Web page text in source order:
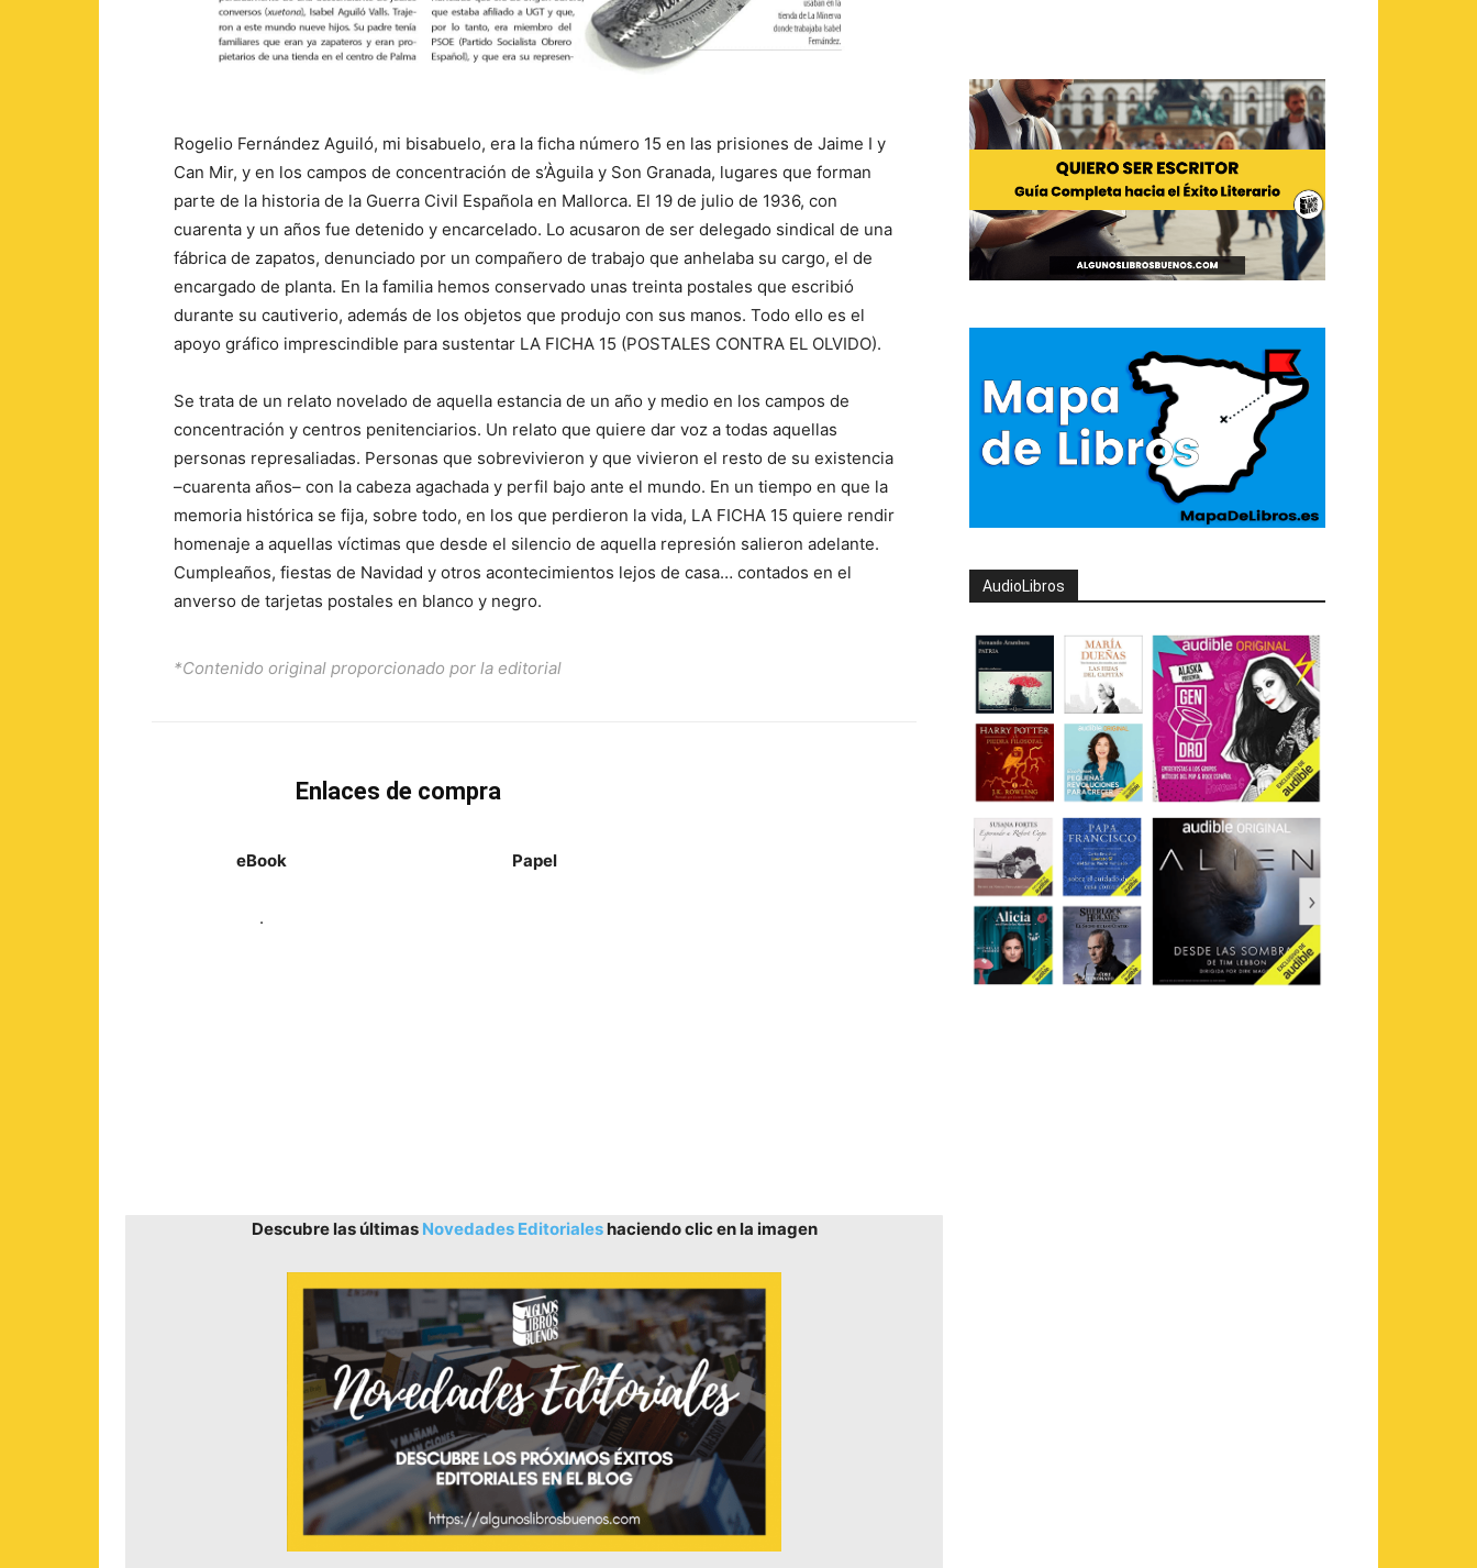
Rogelio Fernández Aguiló, mi bisabuelo, era la ficha número 15 en las prisiones de Jaime I y
Can Mir, y en los campos de concentración de s’Àguila y Son Granada, lugares que forman
parte de la historia de la Guerra Civil Española en Mallorca. El 19 de julio de 1936, con
cuarenta y un años fue detenido y encarcelado. Lo acusaron de ser delegado sindical de una
fábrica de zapatos, denunciado por un compañero de trabajo que anhelaba su cargo, el de
encargado de planta. En la familia hemos conservado unas treinta postales que escribió
durante su cautiverio, además de los objetos que produjo con sus manos. Todo ello es el
apoyo gráfico imprescindible para sustentar LA FICHA 15 (POSTALES CONTRA EL OLVIDO).
Se trata de un relato novelado de aquella estancia de un año y medio en los campos de
concentración y centros penitenciarios. Un relato que quiere dar voz a todas aquellas
personas represaliadas. Personas que sobrevivieron y que vivieron el resto de su existencia
–cuarenta años– con la cabeza agachada y perfil bajo ante el mundo. En un tiempo en que la
memoria histórica se fija, sobre todo, en los que perdieron la vida, LA FICHA 15 quiere rendir
homenaje a aquellas víctimas que desde el silencio de aquella represión salieron adelante.
Cumpleaños, fiestas de Navidad y otros acontecimientos lejos de casa… contados en el
anverso de tarjetas postales en blanco y negro.
*Contenido original proporcionado por la editorial
Enlaces de compra
eBook
.
Papel
Descubre las últimas Novedades Editorialeshaciendo clic en la imagen
AudioLibros